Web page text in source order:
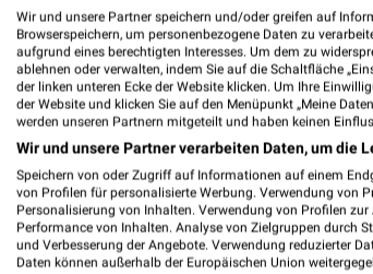
4,7 km
Angebote ab 03.08.
Noch morgen gültig
Wir und unsere Partner speichern und/oder greifen auf
Browserspeichern, um personenbezogene Daten zu
aufgrund eines berechtigten Interesses. Um dem zu
ablehnen oder verwalten, indem Sie auf die Schaltfläche
der linken unteren Ecke der Website klicken. Um Ihre
der Website und klicken Sie auf den Menüpunkt „Meine
werden unseren Partnern mitgeteilt und haben keinen
Wir und unsere Partner verarbeiten Daten, um die
Speichern von oder Zugriff auf Informationen auf einem
von Profilen für personalisierte Werbung. Verwendung von
Personalisierung von Inhalten. Verwendung von Profilen
Performance von Inhalten. Analyse von Zielgruppen durch
und Verbesserung der Angebote. Verwendung reduzierter
Daten können außerhalb der Europäischen Union